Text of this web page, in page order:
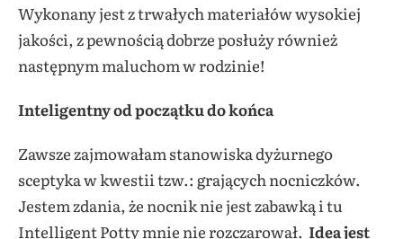
Wykonany jest z trwałych materiałów wysokiej
jakości, z pewnością dobrze posłuży również
następnym maluchom w rodzinie!
Inteligentny od początku do końca
Zawsze zajmowałam stanowiska dyżurnego
sceptyka w kwestii tzw.: grających nocniczków.
Jestem zdania, że nocnik nie jest zabawką i tu
Intelligent Potty mnie nie rozczarował. Idea jest